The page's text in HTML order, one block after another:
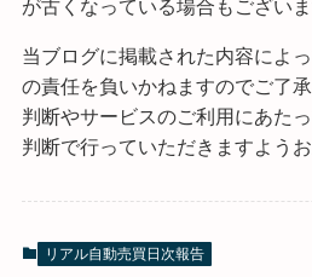
が古くなっている場合もございま
当ブログに掲載された内容によ
の責任を負いかねますのでご了
判断やサービスのご利用にあた
判断で行っていただきますよう
リアル自動売買日次報告